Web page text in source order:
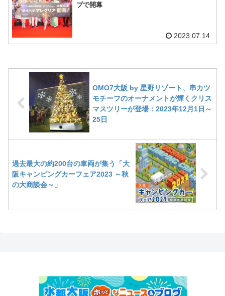
プで開幕
2023.07.14
OMO7大阪 by 星野リゾート、串カツ
モチーフのオーナメントが輝くクリス
マスツリーが登場：2023年12月1日～
25日
過去最大の約200台の車両が集う「大
阪キャンピングカーフェア2023 ～秋
の大商談会～」